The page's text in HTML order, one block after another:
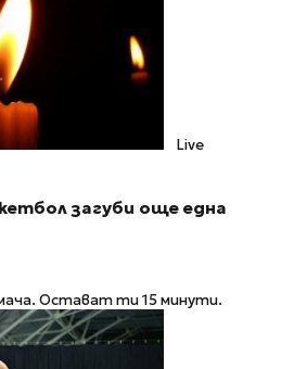
Live
загуби още една
мача. Остават ти 15 минути.